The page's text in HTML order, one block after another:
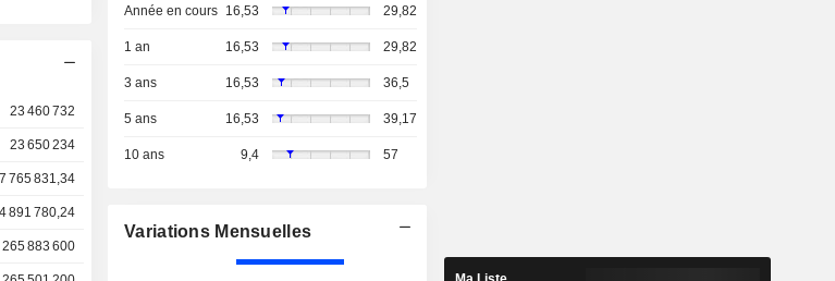
23 460 732
23 650 234
765 831,34
891 780,24
265 883 600
Année en cours 16,53 29,82
1 an 16,53 29,82
3 ans 16,53 36,5
5 ans 16,53 39,17
10 ans 9,4 57
Variations Mensuelles